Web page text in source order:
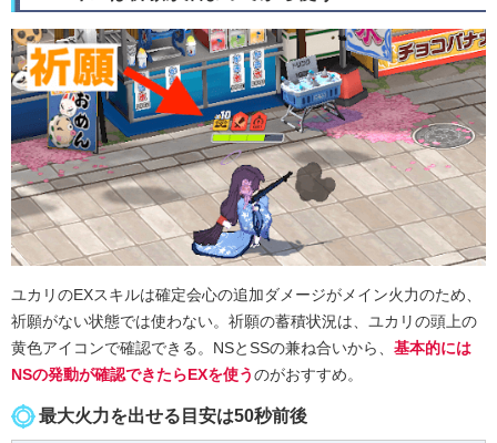
ユカリのEXスキルは確定会心の追加ダメージがメイン火力のため、
祈願がない状態では使わない。祈願の蓄積状況は、ユカリの頭上の
黄色アイコンで確認できる。NSとSSの兼ね合いから、 基本的には
NSの発動が確認できたらEXを使うのがおすすめ。
最大火力を出せる目安は50秒前後